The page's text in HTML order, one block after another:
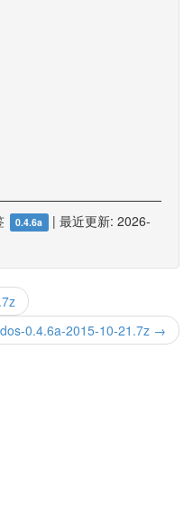
0.4.6a | 最近更新: 2026-
0.4.6a-2015-10-21.7z →